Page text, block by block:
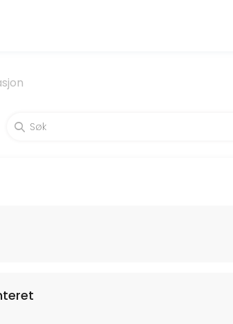
minst en uke i forkant.
gjennomf&oslash;res. Dette er fordi